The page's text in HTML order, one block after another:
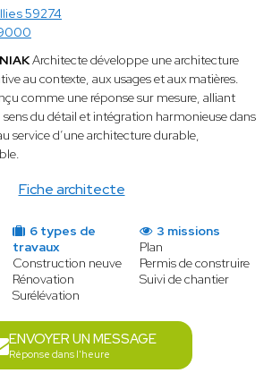
Fiche architecte
59274
Architecte développe une architecture
au contexte, aux usages et aux matières.
comme une réponse sur mesure, alliant
du détail et intégration harmonieuse dans
service d’une architecture durable,
6 types de
travaux
Construction neuve
Rénovation
Surélévation
3 missions
Plan
Permis de construire
Suivi de chantier
ENVOYER UN MESSAGE
Réponse dans l'heure